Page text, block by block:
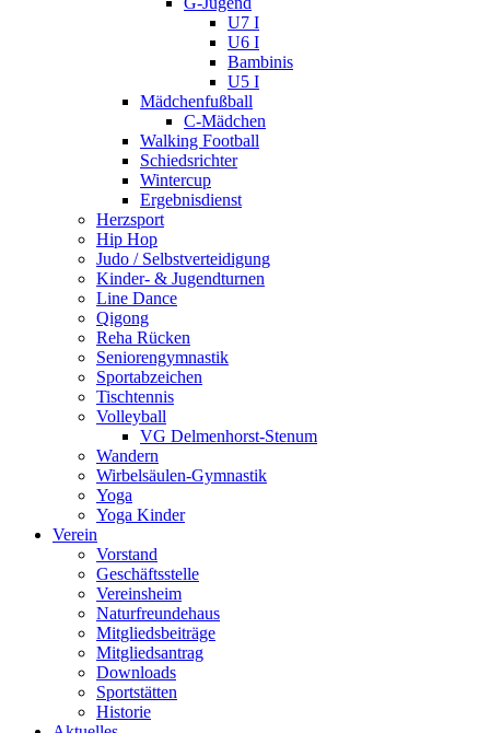
U7 I
U6 I
Bambinis
U5 I
Mädchenfußball
C-Mädchen
Walking Football
Schiedsrichter
Wintercup
Ergebnisdienst
Herzsport
Hip Hop
Judo / Selbstverteidigung
Kinder- & Jugendturnen
Line Dance
Qigong
Reha Rücken
Seniorengymnastik
Sportabzeichen
Tischtennis
Volleyball
VG Delmenhorst-Stenum
Wandern
Wirbelsäulen-Gymnastik
Yoga
Yoga Kinder
Verein
Vorstand
Geschäftsstelle
Vereinsheim
Naturfreundehaus
Mitgliedsbeiträge
Mitgliedsantrag
Downloads
Sportstätten
Historie